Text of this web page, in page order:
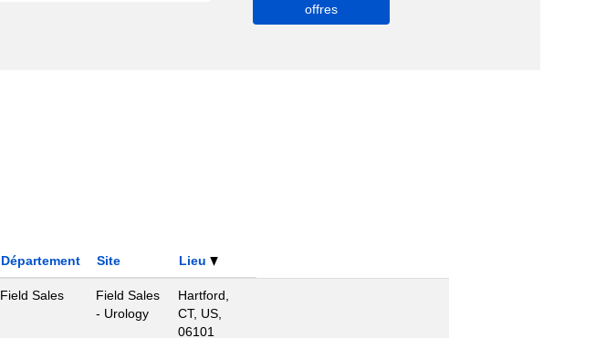
Département Site Lieu
Field Sales
Field Sales
- Urology
Hartford,
CT, US,
06101